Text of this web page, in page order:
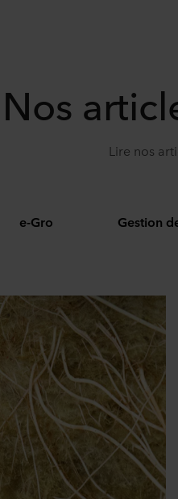
Nos
Lire nos
e-Gro Gestion